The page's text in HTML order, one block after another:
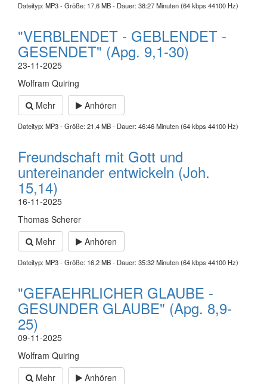
Dateityp: MP3 - Größe: 17,6 MB - Dauer: 38:27 Minuten (64 kbps 44100 Hz)
"VERBLENDET - GEBLENDET -
GESENDET" (Apg. 9,1-30)
23-11-2025
Wolfram Quiring
Mehr
Anhören
Dateityp: MP3 - Größe: 21,4 MB - Dauer: 46:46 Minuten (64 kbps 44100 Hz)
Freundschaft mit Gott und
untereinander entwickeln (Joh.
15,14)
16-11-2025
Thomas Scherer
Mehr
Anhören
Dateityp: MP3 - Größe: 16,2 MB - Dauer: 35:32 Minuten (64 kbps 44100 Hz)
"GEFAEHRLICHER GLAUBE -
GESUNDER GLAUBE" (Apg. 8,9-
25)
09-11-2025
Wolfram Quiring
Mehr
Anhören